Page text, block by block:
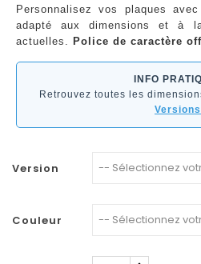
Personnalisez vos plaques
adapté aux dimensions et à
actuelles. Police de caractère
INFO
Retrouvez toutes les
Versions
Version
Couleur